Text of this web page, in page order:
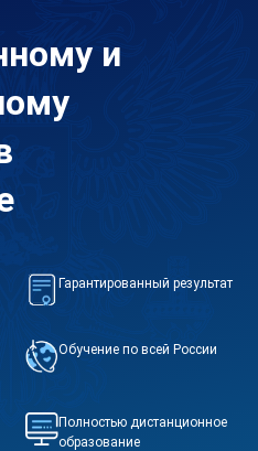
и
Гарантированный результат
Обучение по всей России
Полностью дистанционное
образование